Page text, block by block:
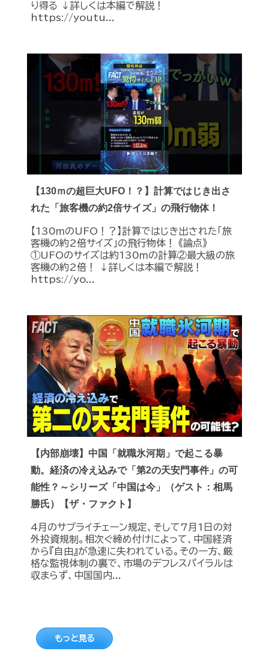
り得る ↓詳しくは本編で解説！
https://youtu...
【130ｍの超巨大UFO！？】計算ではじき出さ
れた「旅客機の約2倍サイズ」の飛行物体！
【130ｍのUFO！？】計算ではじき出された「旅
客機の約2倍サイズ」の飛行物体！ 《論点》
①UFOのサイズは約130ｍの計算②最大級の旅
客機の約2倍！ ↓詳しくは本編で解説！
https://yo...
【内部崩壊】中国「就職氷河期」で起こる暴
動。経済の冷え込みで「第2の天安門事件」の可
能性？～シリーズ「中国は今」（ゲスト：相馬
勝氏）【ザ・ファクト】
4月のサプライチェーン規定、そして7月1日の対
外投資規制。相次ぐ締め付けによって、中国経済
から『自由』が急速に失われている。その一方、厳
格な監視体制の裏で、市場のデフレスパイラルは
収まらず、中国国内...
もっと見る